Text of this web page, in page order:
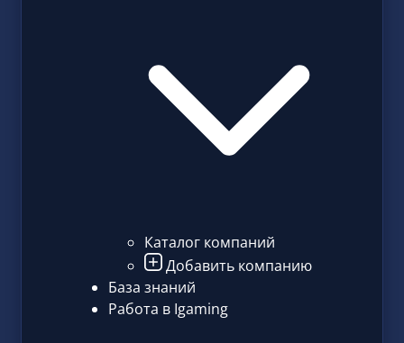
Каталог компаний
Добавить компанию
База знаний
Работа в Igaming